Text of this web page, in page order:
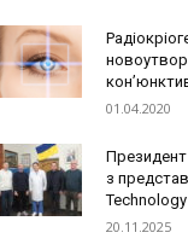
01.04.2020
з
20.11.2025